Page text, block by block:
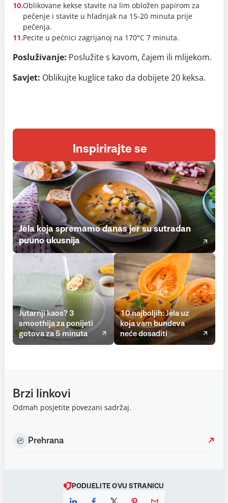
10.Oblikovane kekse stavite na lim obložen papirom za
pečenje i stavite u hladnjak na 15-20 minuta prije
pečenja.
11.Pecite u pećnici zagrijanoj na 170°C 7 minuta.
Posluživanje: Poslužite s kavom, čajem ili mlijekom.
Savjet: Oblikujte kuglice tako da dobijete 20 keksa.
Inspirirajte se
Jela koja spremamo danas jer su sutradan
puuno ukusnija
Jutarnji kaos? 3
smoothija za ponijeti
gotova za 5 minuta
10 najboljih: Jela uz
koja vam bundeva
neće dosaditi
Brzi linkovi
Odmah posjetite povezani sadržaj.
Prehrana
PODIJELITE OVU STRANICU